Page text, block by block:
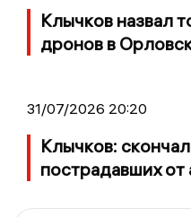
Клычков назвал
дронов в
31/07/2026 20:20
Клычков:
пострадавших от